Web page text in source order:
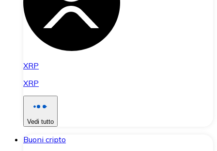
XRP
XRP
Vedi tutto
Buoni cripto